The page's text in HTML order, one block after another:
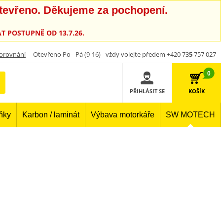
Děkujeme za pochopení.
POSTUPNĚ OD 13.7.26.
Otevřeno Po - Pá (9-16) - vždy volejte předem +420 735757 027
PŘIHLÁSIT SE
0
KOŠÍK
Karbon / laminát Výbava motorkáře SW MOTECH